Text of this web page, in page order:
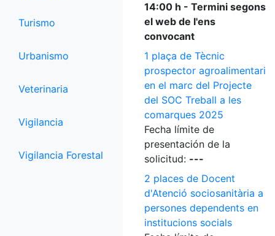
Turismo
Urbanismo
Veterinaria
Vigilancia
Vigilancia Forestal
14:00 h - Termini segons
el web de l'ens
convocant
1 plaça de Tècnic
prospector agroalimentari
en el marc del Projecte
del SOC Treball a les
comarques 2025
Fecha límite de
presentación de la
solicitud: ---
2 places de Docent
d'Atenció sociosanitària a
persones dependents en
institucions socials